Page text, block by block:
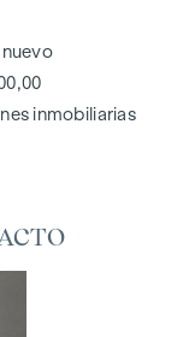
inmobiliarias